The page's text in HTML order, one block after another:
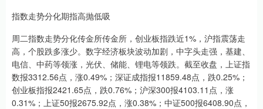
指数走势分化期指高抛低吸
周二指数走势分化传金所传金所，创业板指跌近1%，沪指震荡走
高，个股跌多涨少。数字经济板块波动加剧，中字头走强，基建、
电信、中药等领涨，光伏、储能、锂电等领跌。截至收盘，上证指
数报3312.56点，涨0.49%；深证成指报11859.48点，跌0.25%；
创业板指报2421.65点，跌0.76%；沪深300报4103.11点，涨
0.31%；上证50报2675.92点，涨0.38%；中证500报6408.90点，